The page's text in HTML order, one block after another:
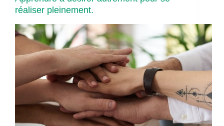
réaliser pleinement.